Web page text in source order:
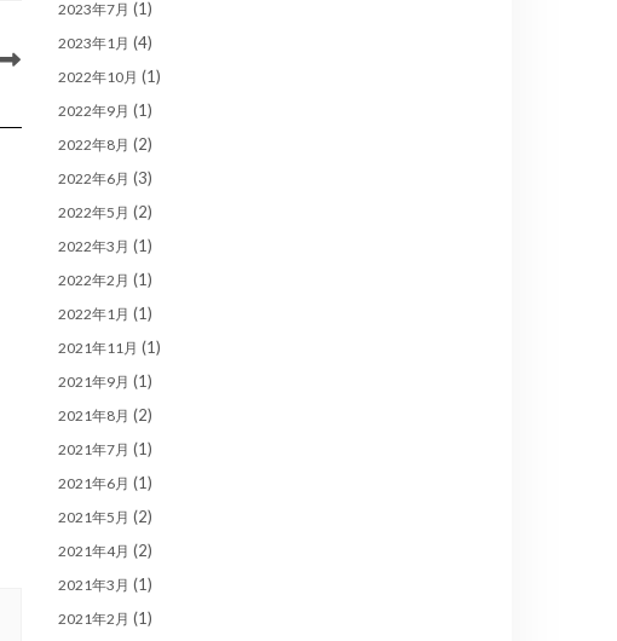
2023年7月 (1)
2023年1月 (4)
2022年10月 (1)
2022年9月 (1)
2022年8月 (2)
2022年6月 (3)
2022年5月 (2)
2022年3月 (1)
2022年2月 (1)
2022年1月 (1)
2021年11月 (1)
2021年9月 (1)
2021年8月 (2)
2021年7月 (1)
2021年6月 (1)
2021年5月 (2)
2021年4月 (2)
2021年3月 (1)
2021年2月 (1)